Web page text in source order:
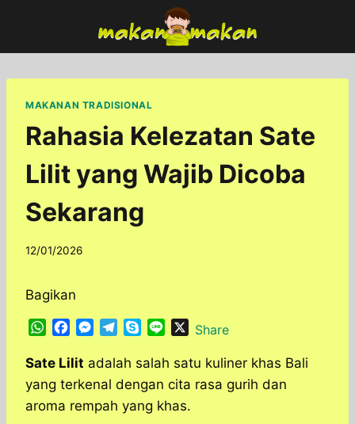
content
MAKANAN TRADISIONAL
Rahasia Kelezatan Sate
Lilit yang Wajib Dicoba
Sekarang
By
12/01/2026
Bagikan
W
a
t
s
A
c
e
o
M
s
s
n
l
e
y
p
e
n
e
XShare
Sate Lilit adalah salah satu kuliner khas Bali
yang terkenal dengan cita rasa gurih dan
aroma rempah yang khas.